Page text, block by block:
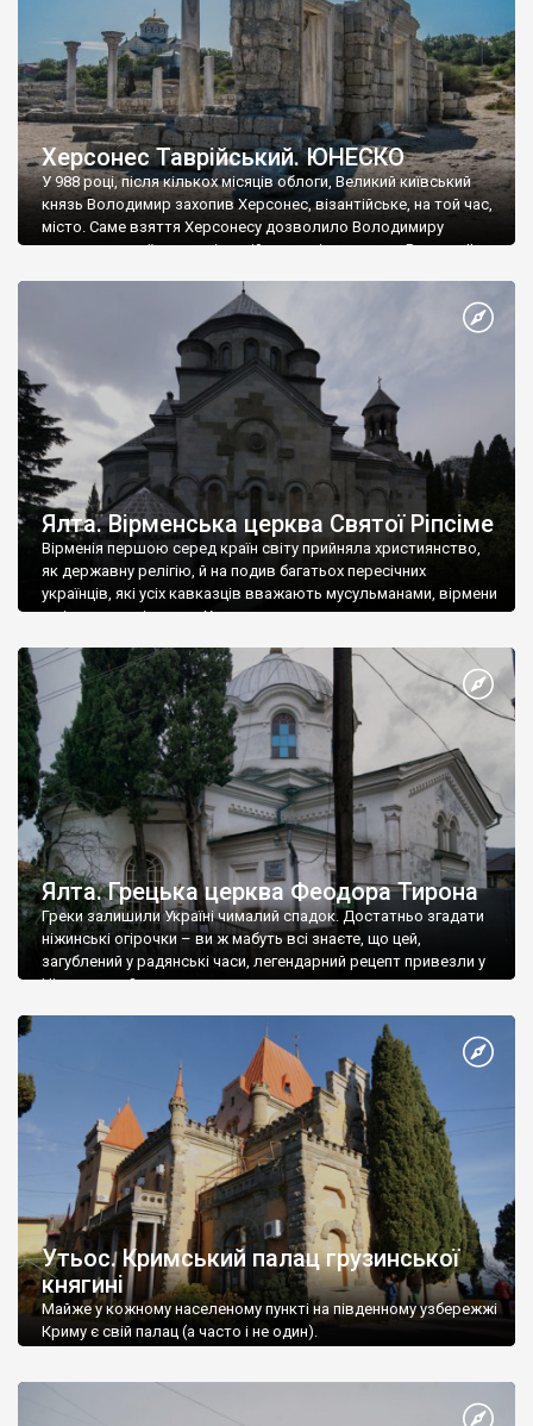
Херсонес Таврійський. ЮНЕСКО
У 988 році, після кількох місяців облоги, Великий київський
князь Володимир захопив Херсонес, візантійське, на той час,
місто. Саме взяття Херсонесу дозволило Володимиру
диктувати свої умови візантійському імператору Василю ІІ, та
Херсонесі Володимир-язичник, став Василем-християнином.
А потім було Хрещення Русі. На честь Херсонесу Таврійського
Ялта. Вірменська церква Святої Ріпсіме
Вірменія першою серед країн світу прийняла християнство,
як державну релігію, й на подив багатьох пересічних
українців, які усіх кавказців вважають мусульманами, вірмени
є відданими вірянами Христа
Ялта. Грецька церква Феодора Тирона
Греки залишили Україні чималий спадок. Достатньо згадати
ніжинські огірочки – ви ж мабуть всі знаєте, що цей,
загублений у радянські часи, легендарний рецепт привезли у
Ніжин греки?
Утьос. Кримський палац грузинської
княгині
Майже у кожному населеному пункті на південному узбережжі
Криму є свій палац (а часто і не один).